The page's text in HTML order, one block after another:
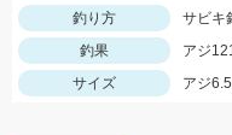
釣り方
サビキ
釣果
アジ
サイズ
アジ